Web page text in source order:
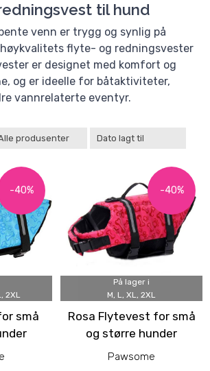
til hund
venn er trygg og synlig på
flyte- og redningsvester
er designet med komfort og
og er ideelle for båtaktiviteter,
vannrelaterte eventyr.
-40%
2XL
små
-40%
På lager i
M, L, XL, 2XL
Rosa Flytevest for små
og større hunder
Pawsome